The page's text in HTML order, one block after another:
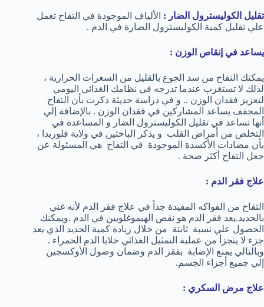
تقليل الكوليسترول الضار : الألياف الموجودة في التفاح تعمل
علي تقليل كمية الكوليسترول الضارة في الدم .
يساعد في إنقاص الوزن :
يمكنك التفاح من سد الجوع بالقليل من السعرات الحرارية ،
لذلك لا تستغرب عندما تدرجه في نظامك الغذائي اليومي
لتعزيز فقدان الوزن .. و في دراسة حديثة ذكرت بأن التفاح
المجفف يساعد المشاركين في فقدان الوزن . بالإضافة إلي
أنها تساعد في تقليل الكوليسترول الضار و المساعدة في
التخلص من أمراض القلب و يذكر الباحثين في ولاية فلوريدا ،
بأن مضادات الأكسدة الموجودة في التفاح هي المسئولة عن
جعل التفاح أكثر صحة .
علاج فقر الدم :
التفاح من الفواكه المفيدة جداً في علاج فقر الدم لأنه غني
بالحديد.يعد فقر الدم هو نقص الهيموغلوبين في الدم .ويمكنك
الحصول علي نسبة ثابتة من خلال زيادة كمية الحديد الذي يعد
جزء لا يتجزأ من عملية التمثيل الغذائي خلايا الدم الحمراء .
وبالتالي يمنع الإصابة بفقر الدم وضمان وصول الأوكسجين
إلي جميع أجزاء الجسم.
علاج مرض السكري :